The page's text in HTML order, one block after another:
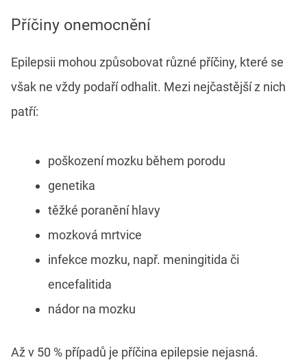
Příčiny onemocnění
Epilepsii mohou způsobovat různé příčiny, které se
však ne vždy podaří odhalit. Mezi nejčastější z nich
patří:
poškození mozku během porodu
genetika
těžké poranění hlavy
mozková mrtvice
infekce mozku, např. meningitida či
encefalitida
nádor na mozku
Až v 50 % případů je příčina epilepsie nejasná.